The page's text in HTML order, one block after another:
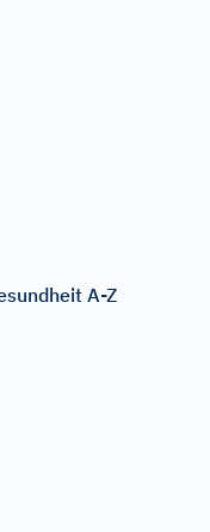
A-Z